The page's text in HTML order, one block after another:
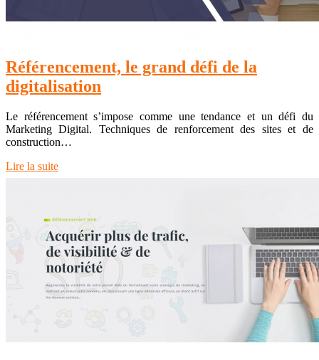
Référencement, le grand défi de la
digitalisation
Le référencement s’impose comme une tendance et un défi du
Marketing Digital. Techniques de renforcement des sites et de
construction…
Lire la suite